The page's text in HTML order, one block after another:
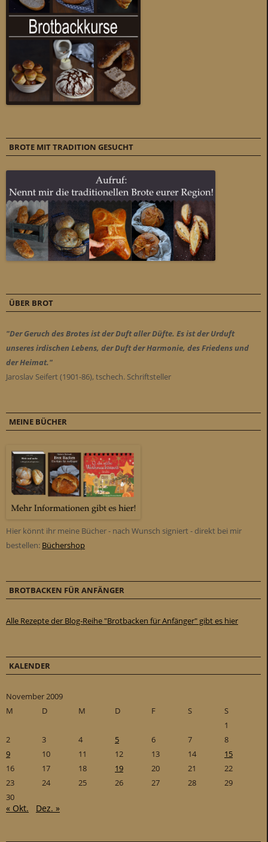
BROTE MIT TRADITION GESUCHT
ÜBER BROT
"Der Geruch des Brotes ist der Duft aller Düfte. Es ist der Urduft
unseres irdischen Lebens, der Duft der Harmonie, des Friedens und
der Heimat."
Jaroslav Seifert (1901-86), tschech. Schriftsteller
MEINE BÜCHER
Hier könnt ihr meine Bücher - nach Wunsch signiert - direkt bei mir
bestellen: Büchershop
BROTBACKEN FÜR ANFÄNGER
Alle Rezepte der Blog-Reihe "Brotbacken für Anfänger" gibt es hier
KALENDER
November 2009
M
D M D F S
S
1
2
3 4 5 6 7
8
9
10 11 12 13 14
15
16
17 18 19 20 21
22
23
24 25 26 27 28
29
30
« Okt. Dez. »